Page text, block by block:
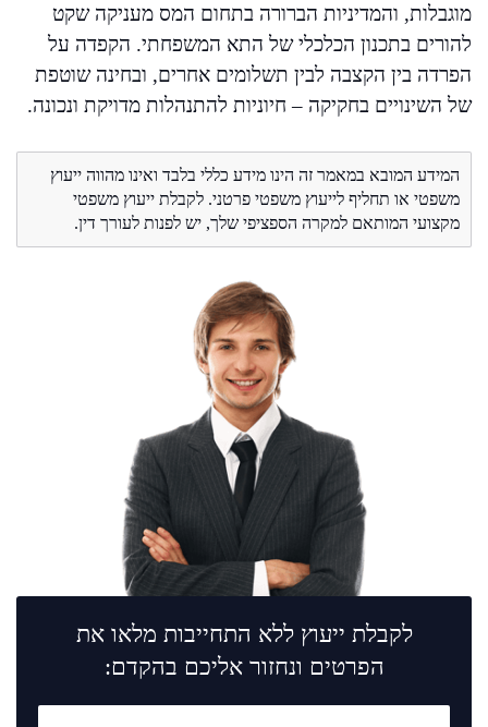
מוגבלות, והמדיניות הברורה בתחום המס מעניקה שקט
להורים בתכנון הכלכלי של התא המשפחתי. הקפדה על
הפרדה בין הקצבה לבין תשלומים אחרים, ובחינה שוטפת
של השינויים בחקיקה – חיוניות להתנהלות מדויקת ונכונה.
המידע המובא במאמר זה הינו מידע כללי בלבד ואינו מהווה ייעוץ
משפטי או תחליף לייעוץ משפטי פרטני. לקבלת ייעוץ משפטי
מקצועי המותאם למקרה הספציפי שלך, יש לפנות לעורך דין.
לקבלת ייעוץ ללא התחייבות מלאו את
הפרטים ונחזור אליכם בהקדם: